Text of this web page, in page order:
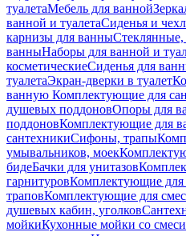
туалетаМебель для ванной
ванной и туалетаСиденья и
карнизы для ванныСтеклянные,
ванныНаборы для ванной и
косметическиеСиденья для
туалетаЭкран-дверки в туалет
ванную Комплектующие для
душевых поддоновОпоры для
поддоновКомплектующие для
сантехникиСифоны, трапы
умывальников, моек
бидеБачки для унитазов
гарнитуровКомплектующие для
траповКомплектующие для
душевых кабин, уголков
мойкиКухонные мойки со